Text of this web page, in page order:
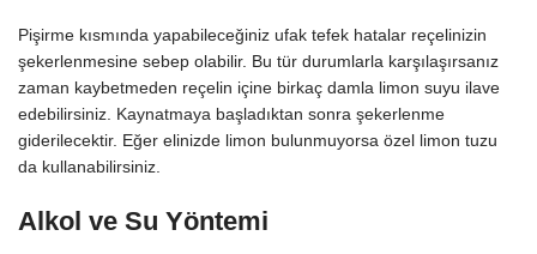
Pişirme kısmında yapabileceğiniz ufak tefek hatalar reçelinizin
şekerlenmesine sebep olabilir. Bu tür durumlarla karşılaşırsanız
zaman kaybetmeden reçelin içine birkaç damla limon suyu ilave
edebilirsiniz. Kaynatmaya başladıktan sonra şekerlenme
giderilecektir. Eğer elinizde limon bulunmuyorsa özel limon tuzu
da kullanabilirsiniz.
Alkol ve Su Yöntemi